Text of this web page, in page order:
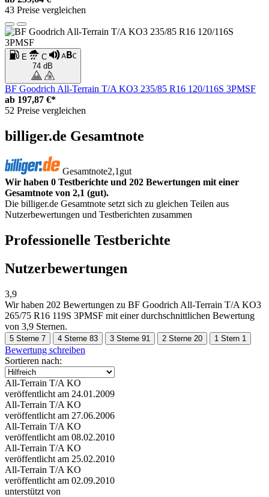
43 Preise vergleichen
E
C
74 dB
BF Goodrich All-Terrain T/A KO3 235/85 R16 120/116S 3PMSF
ab 197,87 €*
52 Preise vergleichen
billiger.de Gesamtnote
Gesamtnote2,1 gut
Wir haben 0 Testberichte und 202 Bewertungen mit einer
Gesamtnote von 2,1 (gut).
Die billiger.de Gesamtnote setzt sich zu gleichen Teilen aus
Nutzerbewertungen und Testberichten zusammen
Professionelle Testberichte
Nutzerbewertungen
3,9
Wir haben 202 Bewertungen zu BF Goodrich All-Terrain T/A KO3
265/75 R16 119S 3PMSF mit einer durchschnittlichen Bewertung
von 3,9 Sternen.
5 Sterne 7 4 Sterne 83 3 Sterne 91 2 Sterne 20 1 Stern 1
Bewertung schreiben
Sortieren nach:
All-Terrain T/A KO
veröffentlicht am 24.01.2009
All-Terrain T/A KO
veröffentlicht am 27.06.2006
All-Terrain T/A KO
veröffentlicht am 08.02.2010
All-Terrain T/A KO
veröffentlicht am 25.02.2010
All-Terrain T/A KO
veröffentlicht am 02.09.2010
unterstützt von